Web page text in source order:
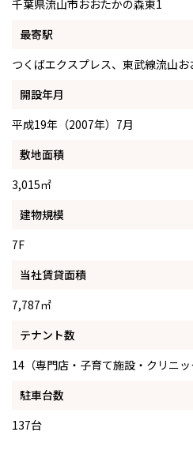
千葉県流山市おおたかの森東1
最寄駅
つくばエクスプレス、東武線流山
開設年月
平成19年（2007年）7月
敷地面積
3,015㎡
建物規模
7F
当社賃貸面積
7,787㎡
テナント数
14（専門店・子育て施設・クリニッ
駐車台数
137台